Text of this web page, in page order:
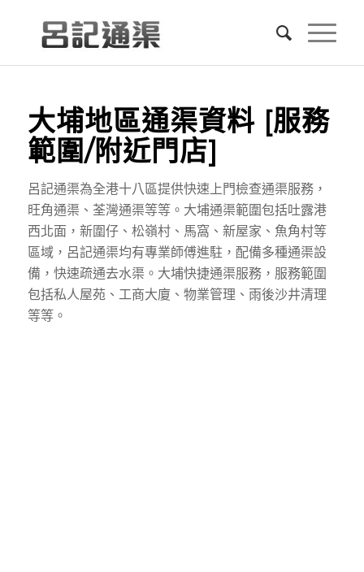
大埔地區通渠資料 [服務
範圍/附近門店]
呂記通渠為全港十八區提供快速上門檢查通渠服務，
旺角通渠、荃灣通渠等等。大埔通渠範圍包括吐露港
西北面，新圍仔、松嶺村、馬窩、新屋家、魚角村等
區域，呂記通渠均有專業師傅進駐，配備多種通渠設
備，快速疏通去水渠。大埔快捷通渠服務，服務範圍
包括私人屋苑、工商大廈、物業管理、雨後沙井清理
等等。